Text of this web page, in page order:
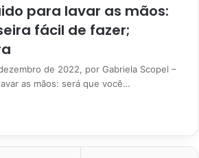
para lavar as mãos:
fácil de fazer;
de 2022, por Gabriela Scopel –
as mãos: será que você…